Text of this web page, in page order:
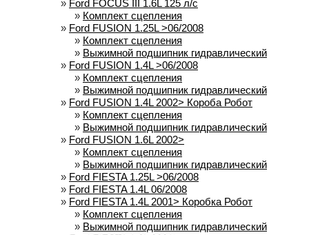
» Ford FOCUS III 1.6L 125 л/с
» Комплект сцепления
» Ford FUSION 1.25L >06/2008
» Комплект сцепления
» Выжимной подшипник гидравлический
» Ford FUSION 1.4L >06/2008
» Комплект сцепления
» Выжимной подшипник гидравлический
» Ford FUSION 1.4L 2002> Короба Робот
» Комплект сцепления
» Выжимной подшипник гидравлический
» Ford FUSION 1.6L 2002>
» Комплект сцепления
» Выжимной подшипник гидравлический
» Ford FIESTA 1.25L >06/2008
» Ford FIESTA 1.4L 06/2008
» Ford FIESTA 1.4L 2001> Коробка Робот
» Комплект сцепления
» Выжимной подшипник гидравлический